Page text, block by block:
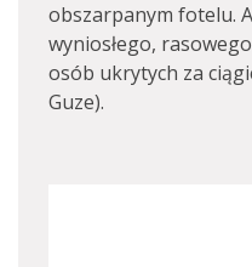
obszarpanym fotelu.
wyniosłego,
osób ukrytych za
Guze).